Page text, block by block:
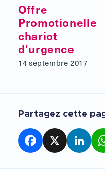
Offre
Promotionelle
chariot
d'urgence
14 septembre 2017
Partagez cette
Facebook LinkedIn